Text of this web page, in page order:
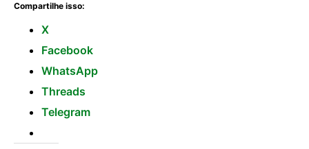
Compartilhe isso:
X
Facebook
WhatsApp
Threads
Telegram